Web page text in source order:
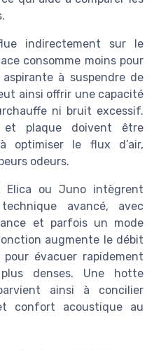
indirectement sur le
consomme moins pour
à suspendre de
ainsi offrir une capacité
ni bruit excessif.
plaque doivent être
optimiser le flux d’air,
odeurs.
Elica ou Juno intègrent
avancé, avec
et parfois un mode
augmente le débit
évacuer rapidement
denses. Une hotte
ainsi à concilier
confort acoustique au